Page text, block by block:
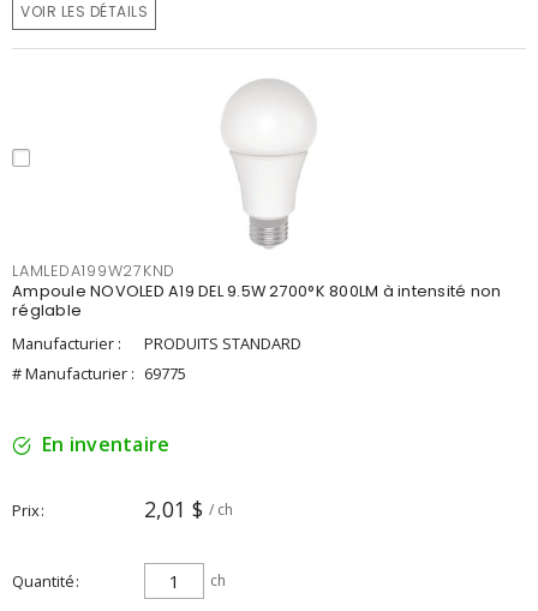
VOIR LES DÉTAILS
LAMLEDA199W27KND
Ampoule NOVOLED A19 DEL 9.5W 2700°K 800LM à intensité non
réglable
Manufacturier :
PRODUITS STANDARD
# Manufacturier : 69775
En inventaire
Prix 2,01 $ / ch
Quantité ch